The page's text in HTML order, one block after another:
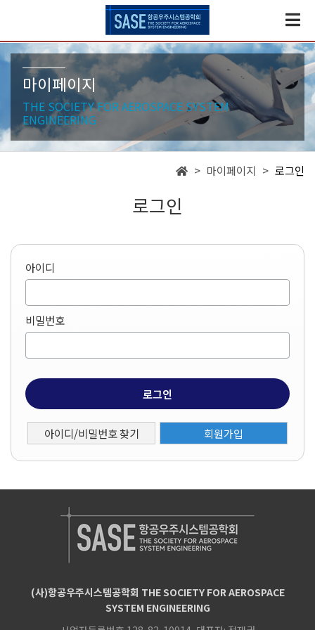
마이페이지
THE SOCIETY FOR AEROSPACE SYSTEM
ENGINEERING
> 마이페이지 > 로그인
로그인
아이디
비밀번호
로그인
아이디/비밀번호 찾기 회원가입
(사)항공우주시스템공학회 THE SOCIETY FOR AEROSPACE
SYSTEM ENGINEERING